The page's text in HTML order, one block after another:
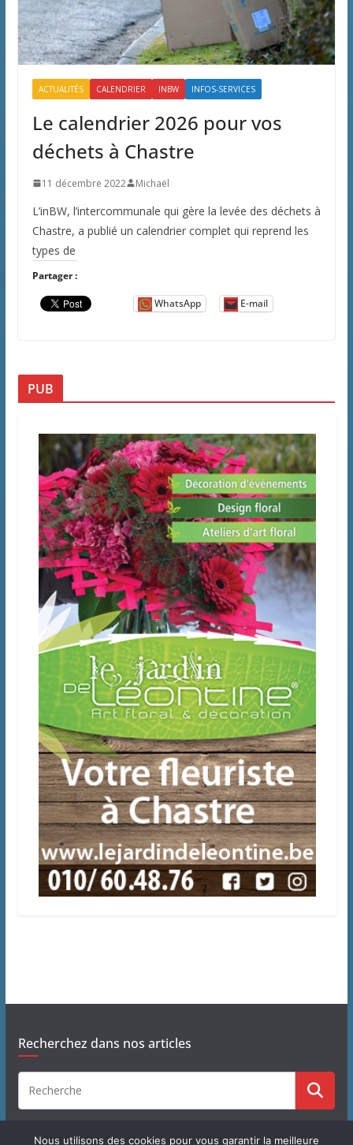
ACTUALITÉS CALENDRIER INBW INFOS-SERVICES
Le calendrier 2026 pour vos
déchets à Chastre
11 décembre 2022 Michaël
L’inBW, l’intercommunale qui gère la levée des déchets à
Chastre, a publié un calendrier complet qui reprend les
types de
Partager :
WhatsApp E-mail
PUB
Recherchez dans nos articles
Nous utilisons des cookies pour vous garantir la meilleure